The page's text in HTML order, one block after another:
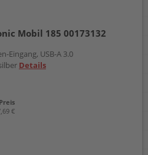
Mobil 185 00173132
Eingang, USB-A 3.0
Details
Preis
€